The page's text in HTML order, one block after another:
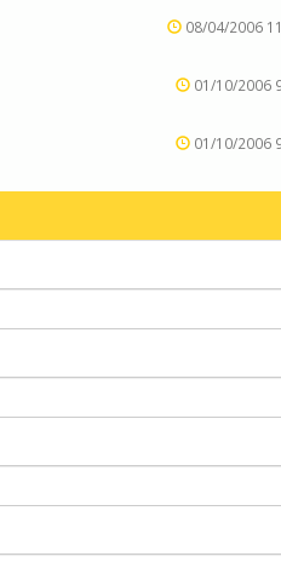
08/04/2006
01/10/2006
01/10/2006